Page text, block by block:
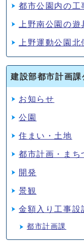
都市公園内の工
上野南公園の
上野運動公園
建設部都市計画課
お知らせ
公園
住まい・土地
都市計画・まち
開発
景観
金額入り工事設
都市計画課